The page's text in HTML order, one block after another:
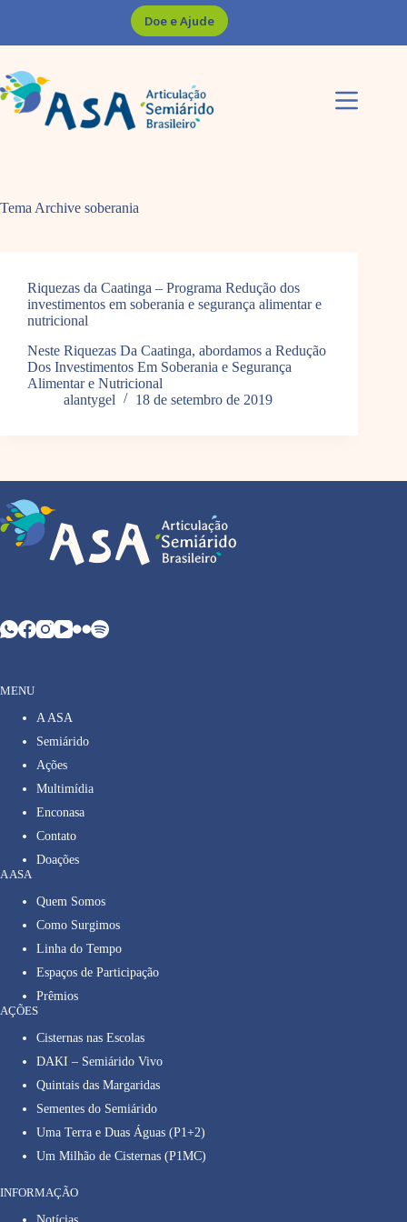
Doe e Ajude
Tema Archive soberania
Riquezas da Caatinga – Programa Redução dos
investimentos em soberania e segurança alimentar e
nutricional
Neste Riquezas Da Caatinga, abordamos a Redução
Dos Investimentos Em Soberania e Segurança
Alimentar e Nutricional
alantygel
18 de setembro de 2019
MENU
A ASA
Semiárido
Ações
Multimídia
Enconasa
Contato
Doações
A ASA
Quem Somos
Como Surgimos
Linha do Tempo
Espaços de Participação
Prêmios
AÇÕES
Cisternas nas Escolas
DAKI – Semiárido Vivo
Quintais das Margaridas
Sementes do Semiárido
Uma Terra e Duas Águas (P1+2)
Um Milhão de Cisternas (P1MC)
INFORMAÇÃO
Notícias